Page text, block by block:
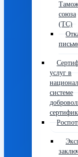
союза
(ТС)
услуг в
системе